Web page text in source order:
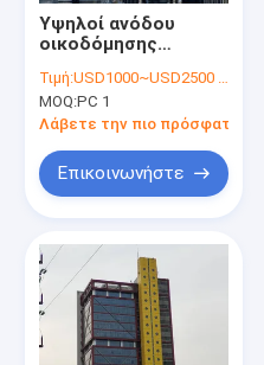
Υψηλοί ανόδου
οικοδόμησης
αργιλίου τοίχοι
κουρτινών γυαλιού
δομών πλαισίων
Τιμή:USD1000~USD2500 per ton
MOQ:PC 1
Λάβετε την πιο πρόσφατη
Επικοινωνήστε